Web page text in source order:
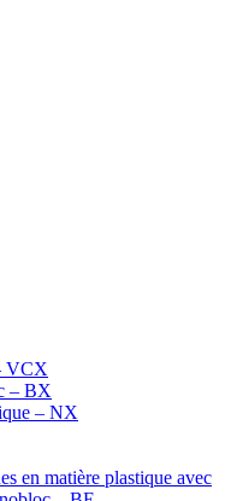
VCX
– BX
– NX
en matière plastique avec